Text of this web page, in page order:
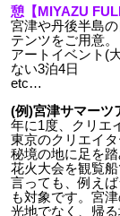
憩【MIYAZU
宮津や丹後半島
テンツをご用意。
アートイベント(
ない3泊4日
etc…
(例)宮津サマーツ
年に1度、クリエ
東京のクリエイ
秘境の地に足を
花火大会を観覧
言っても、例え
も対象です。宮
光地でなく、帰